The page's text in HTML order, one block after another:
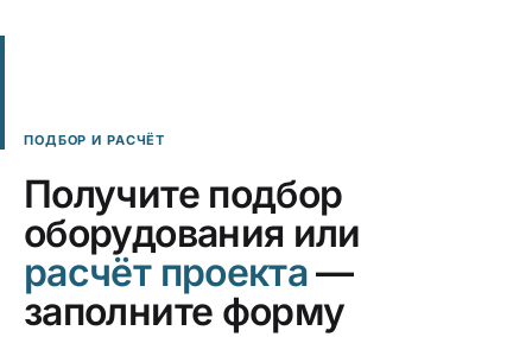
ПОДБОР И РАСЧЁТ
Получите подбор
оборудования или
расчёт проекта—
заполните форму